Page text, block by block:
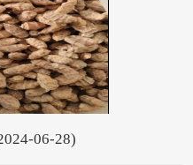
06-28)